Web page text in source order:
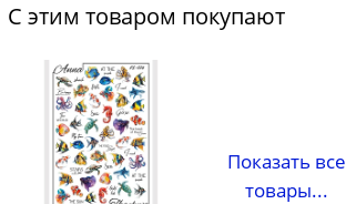
С этим товаром покупают
Показать все
товары...